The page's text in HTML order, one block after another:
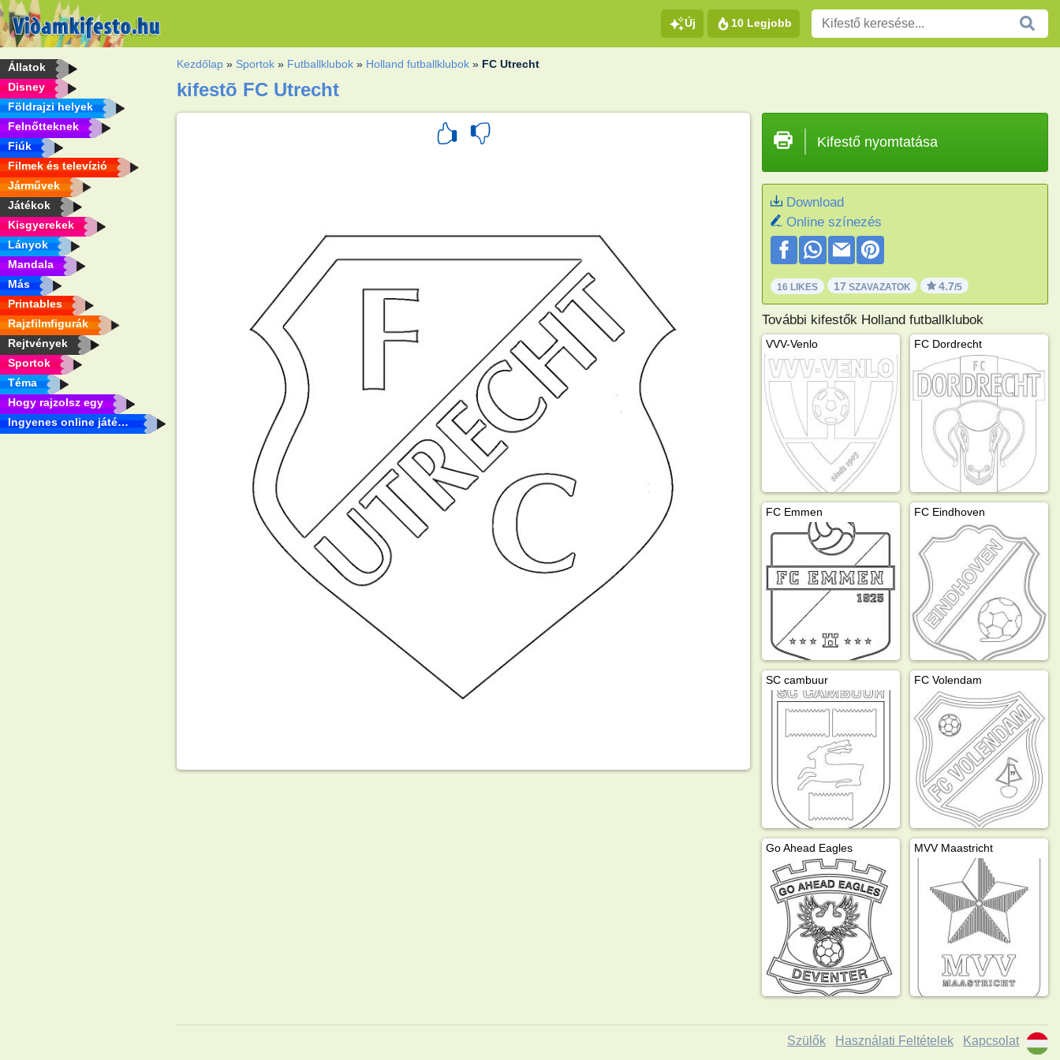
Új 10 Legjobb
Állatok
Disney
Földrajzi helyek
Felnőtteknek
Fiúk
Filmek és televízió
Járművek
Játékok
Kisgyerekek
Lányok
Mandala
Más
Printables
Rajzfilmfigurák
Rejtvények
Sportok
Téma
Hogy rajzolsz egy
Ingyenes online játékok
Kezdőlap » Sportok » Futballklubok » Holland futballklubok » FC Utrecht
kifestõ FC Utrecht
Kifestő nyomtatása
Download
Online színezés
16 LIKES 17 SZAVAZATOK 4.7/5
További kifestők Holland futballklubok
VVV-Venlo FC Dordrecht
FC Emmen FC Eindhoven
SC cambuur FC Volendam
Go Ahead Eagles MVV Maastricht
Szülők Használati Feltételek Kapcsolat